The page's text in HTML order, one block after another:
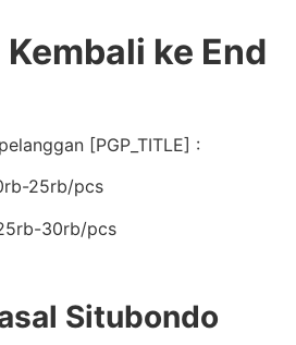
ke End
[PGP_TITLE] :
25rb/pcs
30rb/pcs
Situbondo